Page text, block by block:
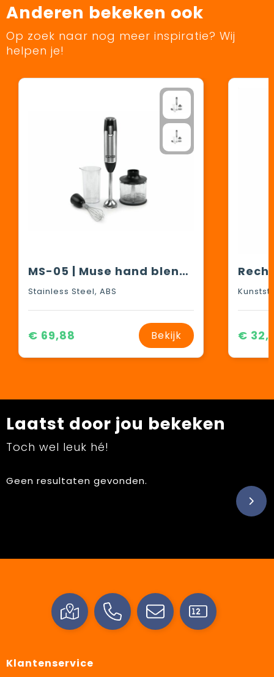
Anderen bekeken ook
Op zoek naar nog meer inspiratie? Wij
helpen je!
MS-05 | Muse hand blender 600 Watt
Stainless Steel, ABS
€ 69,88 Bekijk €
Laatst door jou bekeken
Toch wel leuk hé!
Geen resultaten gevonden.
Klantenservice